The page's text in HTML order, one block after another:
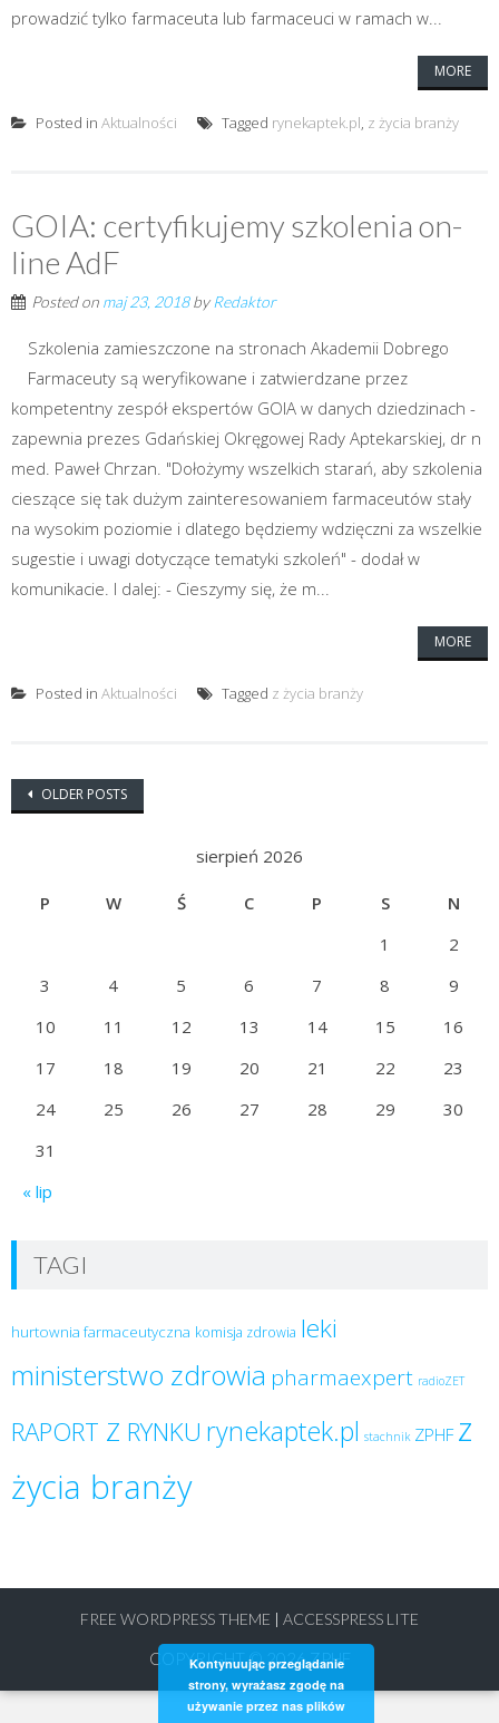
prowadzić tylko farmaceuta lub farmaceuci w ramach w...
MORE
Posted in Aktualności Tagged rynekaptek.pl, z życia branży
GOIA: certyfikujemy szkolenia on-
line AdF
Posted on maj 23, 2018by Redaktor
Szkolenia zamieszczone na stronach Akademii Dobrego
Farmaceuty są weryfikowane i zatwierdzane przez
kompetentny zespół ekspertów GOIA w danych dziedzinach -
zapewnia prezes Gdańskiej Okręgowej Rady Aptekarskiej, dr n
med. Paweł Chrzan. "Dołożymy wszelkich starań, aby szkolenia
cieszące się tak dużym zainteresowaniem farmaceutów stały
na wysokim poziomie i dlatego będziemy wdzięczni za wszelkie
sugestie i uwagi dotyczące tematyki szkoleń" - dodał w
komunikacie. I dalej: - Cieszymy się, że m...
MORE
Posted in Aktualności Tagged z życia branży
Posts navigation
OLDER POSTS
sierpień 2026
P W Ś C P S N
« lip
1
2
3
4 5 6 7 8
9
10
11 12 13 14 15
16
17
18 19 20 21 22
23
24
25 26 27 28 29
30
31
TAGI
hurtownia farmaceutyczna komisja zdrowia leki
ministerstwo zdrowia pharmaexpert radioZET
RAPORT Z RYNKU rynekaptek.pl stachnik ZPHF z
życia branży
FREE WORDPRESS THEME | ACCESSPRESS LITE
COPYRIGHT © 2026ZPHF
Kontynuując przeglądanie
strony, wyrażasz zgodę na
używanie przez nas plików